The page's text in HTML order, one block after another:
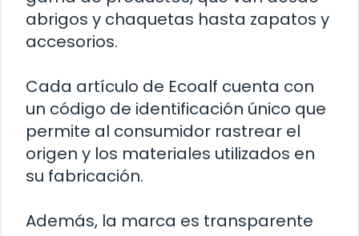
abrigos y chaquetas hasta zapatos y
accesorios.
Cada artículo de Ecoalf cuenta con
un código de identificación único que
permite al consumidor rastrear el
origen y los materiales utilizados en
su fabricación.
Además, la marca es transparente